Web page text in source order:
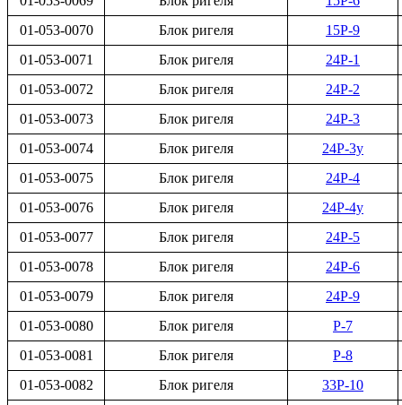
01-053-0070
Блок ригеля
15Р-9
01-053-0071
Блок ригеля
24Р-1
01-053-0072
Блок ригеля
24Р-2
01-053-0073
Блок ригеля
24Р-3
01-053-0074
Блок ригеля
24Р-3у
01-053-0075
Блок ригеля
24Р-4
01-053-0076
Блок ригеля
24Р-4у
01-053-0077
Блок ригеля
24Р-5
01-053-0078
Блок ригеля
24Р-6
01-053-0079
Блок ригеля
24Р-9
01-053-0080
Блок ригеля
Р-7
01-053-0081
Блок ригеля
Р-8
01-053-0082
Блок ригеля
33Р-10